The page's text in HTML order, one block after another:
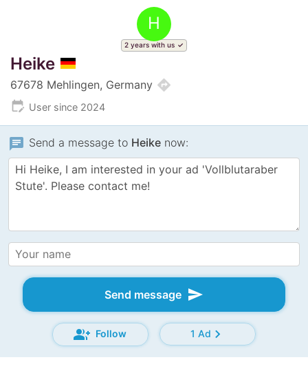
H
2 years with us
Heike
67678 Mehlingen, Germany directions
edit_calendar User since 2024
chat Send a message to Heike now:
Send message send
group_add Follow 1 Adchevron_right